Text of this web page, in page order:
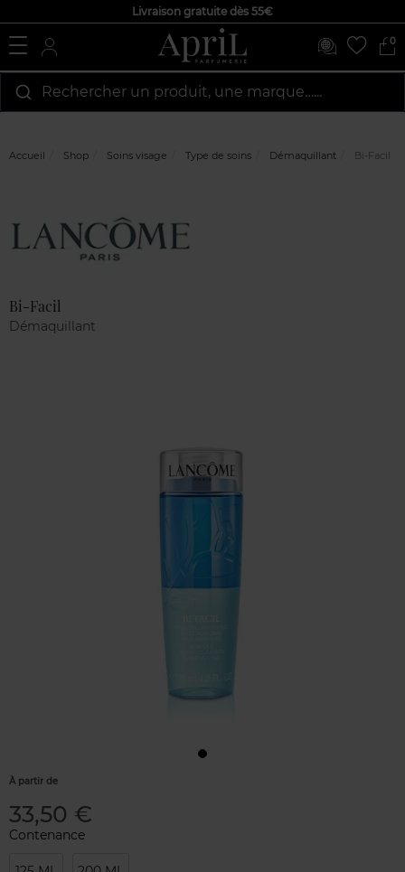
Livraison gratuite dès 55€
0
Rechercher un produit, une marque…...
Accueil Shop Soins visage Type de soins Démaquillant Bi-Facil
Bi-Facil
Démaquillant
À partir de
33,50 €
Contenance